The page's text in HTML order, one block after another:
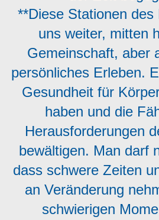
**Diese Stationen des
uns weiter, mitten
Gemeinschaft, aber
persönliches Erleben.
Gesundheit für
haben und die
Herausforderungen
bewältigen. Man darf
dass schwere Zeiten
an Veränderung
schwierigen